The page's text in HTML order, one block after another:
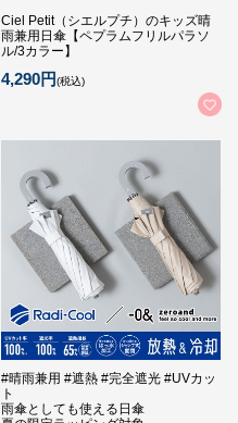
Ciel Petit（シエルプチ）のキッズ晴
雨兼用日傘【ペプラムフリルパラソ
ル/3カラー】
4,290円(税込)
#晴雨兼用 #遮熱 #完全遮光 #UVカッ
ト
雨傘としても使える日傘